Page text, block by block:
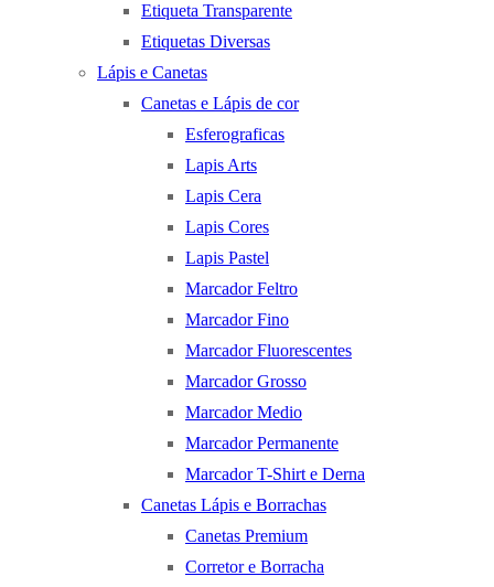
Etiqueta Transparente
Etiquetas Diversas
Lápis e Canetas
Canetas e Lápis de cor
Esferograficas
Lapis Arts
Lapis Cera
Lapis Cores
Lapis Pastel
Marcador Feltro
Marcador Fino
Marcador Fluorescentes
Marcador Grosso
Marcador Medio
Marcador Permanente
Marcador T-Shirt e Derna
Canetas Lápis e Borrachas
Canetas Premium
Corretor e Borracha